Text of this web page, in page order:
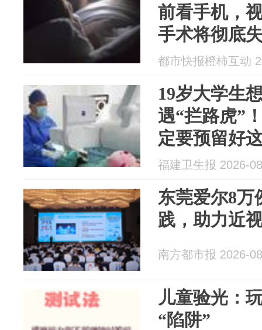
前看手机，
手术将彻底
都市快报橙柿互动
19岁大学生
遇“拦路虎”
定要预留好
福建卫生报 2026-
东莞爱尔8万
践，助力近
南方都市报 2026-
儿童验光：
“陷阱”